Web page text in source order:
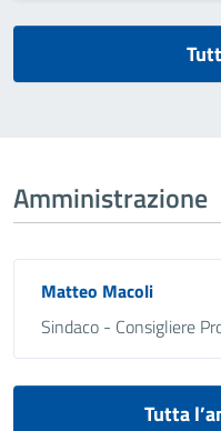
Amministrazione
Matteo Macoli
Sindaco - Consigliere
Tutta